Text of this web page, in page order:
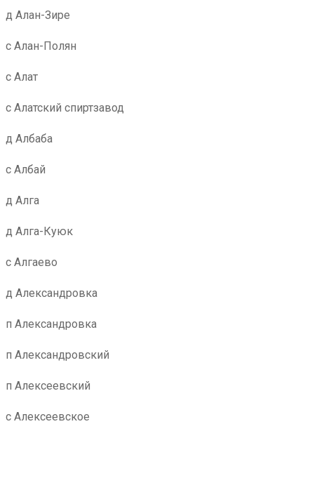
д Алан-Зире
с Алан-Полян
с Алат
с Алатский спиртзавод
д Албаба
с Албай
д Алга
д Алга-Куюк
с Алгаево
д Александровка
п Александровка
п Александровский
п Алексеевский
с Алексеевское